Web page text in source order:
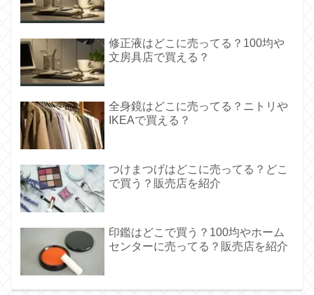
修正液はどこに売ってる？100均や
文房具店で買える？
全身鏡はどこに売ってる？ニトリや
IKEAで買える？
つけまつげはどこに売ってる？どこ
で買う？販売店を紹介
印鑑はどこで買う？100均やホーム
センターに売ってる？販売店を紹介